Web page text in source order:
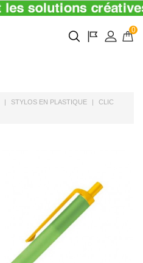
0
STYLOS EN PLASTIQUE
CLIC